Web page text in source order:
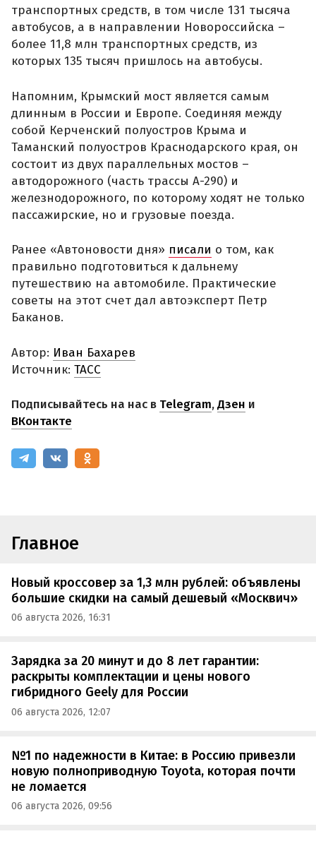
транспортных средств, в том числе 131 тысяча
автобусов, а в направлении Новороссийска –
более 11,8 млн транспортных средств, из
которых 135 тысяч пришлось на автобусы.
Напомним, Крымский мост является самым
длинным в России и Европе. Соединяя между
собой Керченский полуостров Крыма и
Таманский полуостров Краснодарского края, он
состоит из двух параллельных мостов –
автодорожного (часть трассы А-290) и
железнодорожного, по которому ходят не только
пассажирские, но и грузовые поезда.
Ранее «Автоновости дня» писали о том, как
правильно подготовиться к дальнему
путешествию на автомобиле. Практические
советы на этот счет дал автоэксперт Петр
Баканов.
Автор: Иван Бахарев
Источник: ТАСС
Подписывайтесь на нас в Telegram,Дзен и
ВКонтакте
Главное
Новый кроссовер за 1,3 млн рублей: объявлены
большие скидки на самый дешевый «Москвич»
06 августа 2026, 16:31
Зарядка за 20 минут и до 8 лет гарантии:
раскрыты комплектации и цены нового
гибридного Geely для России
06 августа 2026, 12:07
№1 по надежности в Китае: в Россию привезли
новую полноприводную Toyota, которая почти
не ломается
06 августа 2026, 09:56